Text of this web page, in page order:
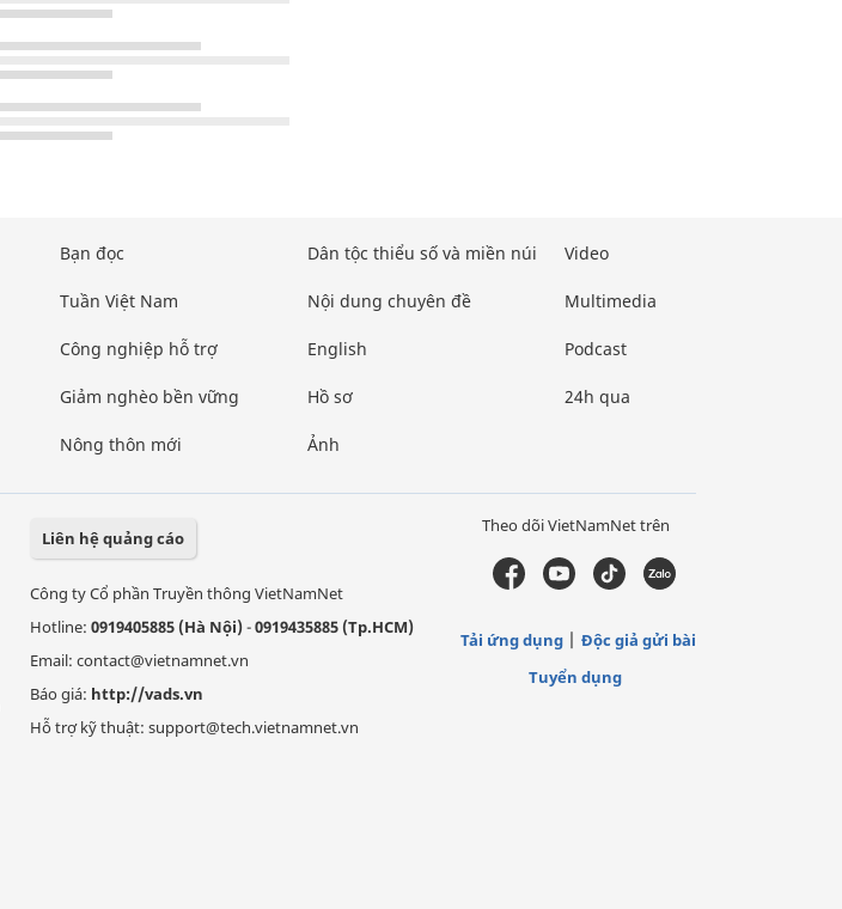
Bạn đọc
Tuần Việt Nam
Công nghiệp hỗ trợ
Giảm nghèo bền vững
Nông thôn mới
Dân tộc thiểu số và miền núi
Nội dung chuyên đề
English
Hồ sơ
Ảnh
Video
Multimedia
Podcast
24h qua
Liên hệ quảng cáo
Công ty Cổ phần Truyền thông VietNamNet
Hotline: 0919405885 (Hà Nội)-0919435885 (Tp.HCM)
Email: contact@vietnamnet.vn
Báo giá: http://vads.vn
Hỗ trợ kỹ thuật: support@tech.vietnamnet.vn
Theo dõi VietNamNet trên
Tải ứng dụng
Độc giả gửi bài
Tuyển dụng